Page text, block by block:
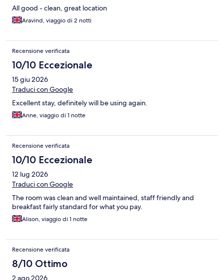
All good - clean, great location
Aravind, viaggio di 2 notti
Recensione verificata
10/10 Eccezionale
15 giu 2026
Traduci con Google
Excellent stay, definitely will be using again.
Anne, viaggio di 1 notte
Recensione verificata
10/10 Eccezionale
12 lug 2026
Traduci con Google
The room was clean and well maintained, staff friendly and
breakfast fairly standard for what you pay.
Alison, viaggio di 1 notte
Recensione verificata
8/10 Ottimo
2 ago 2026